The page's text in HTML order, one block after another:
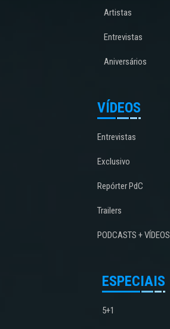
Artistas
Entrevistas
Aniversários
VÍDEOS
Entrevistas
Exclusivo
Repórter PdC
Trailers
PODCASTS + VÍDEOS
ESPECIAIS
5+1